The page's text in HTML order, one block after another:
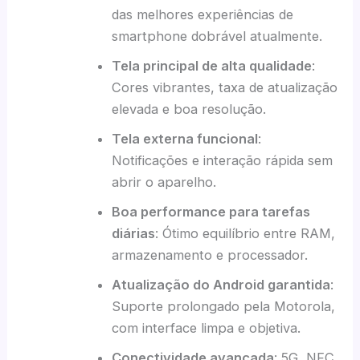
das melhores experiências de
smartphone dobrável atualmente.
Tela principal de alta qualidade:
Cores vibrantes, taxa de atualização
elevada e boa resolução.
Tela externa funcional:
Notificações e interação rápida sem
abrir o aparelho.
Boa performance para tarefas
diárias: Ótimo equilíbrio entre RAM,
armazenamento e processador.
Atualização do Android garantida:
Suporte prolongado pela Motorola,
com interface limpa e objetiva.